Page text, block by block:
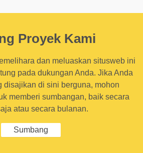
Proyek Kami
dan meluaskan situsweb ini
pada dukungan Anda. Jika Anda
disajikan di sini berguna, mohon
memberi sumbangan, baik secara
atau secara bulanan.
Sumbang